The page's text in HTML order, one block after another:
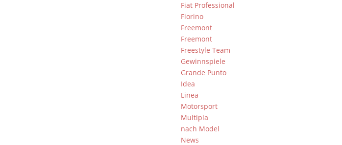
Fiat Professional
Fiorino
Freemont
Freemont
Freestyle Team
Gewinnspiele
Grande Punto
Idea
Linea
Motorsport
Multipla
nach Model
News